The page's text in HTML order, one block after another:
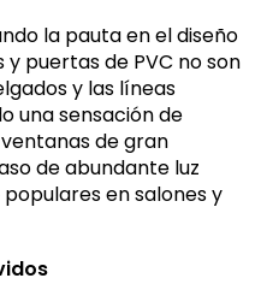
la pauta en el diseño
puertas de PVC no son
y las líneas
una sensación de
de gran
de abundante luz
en salones y